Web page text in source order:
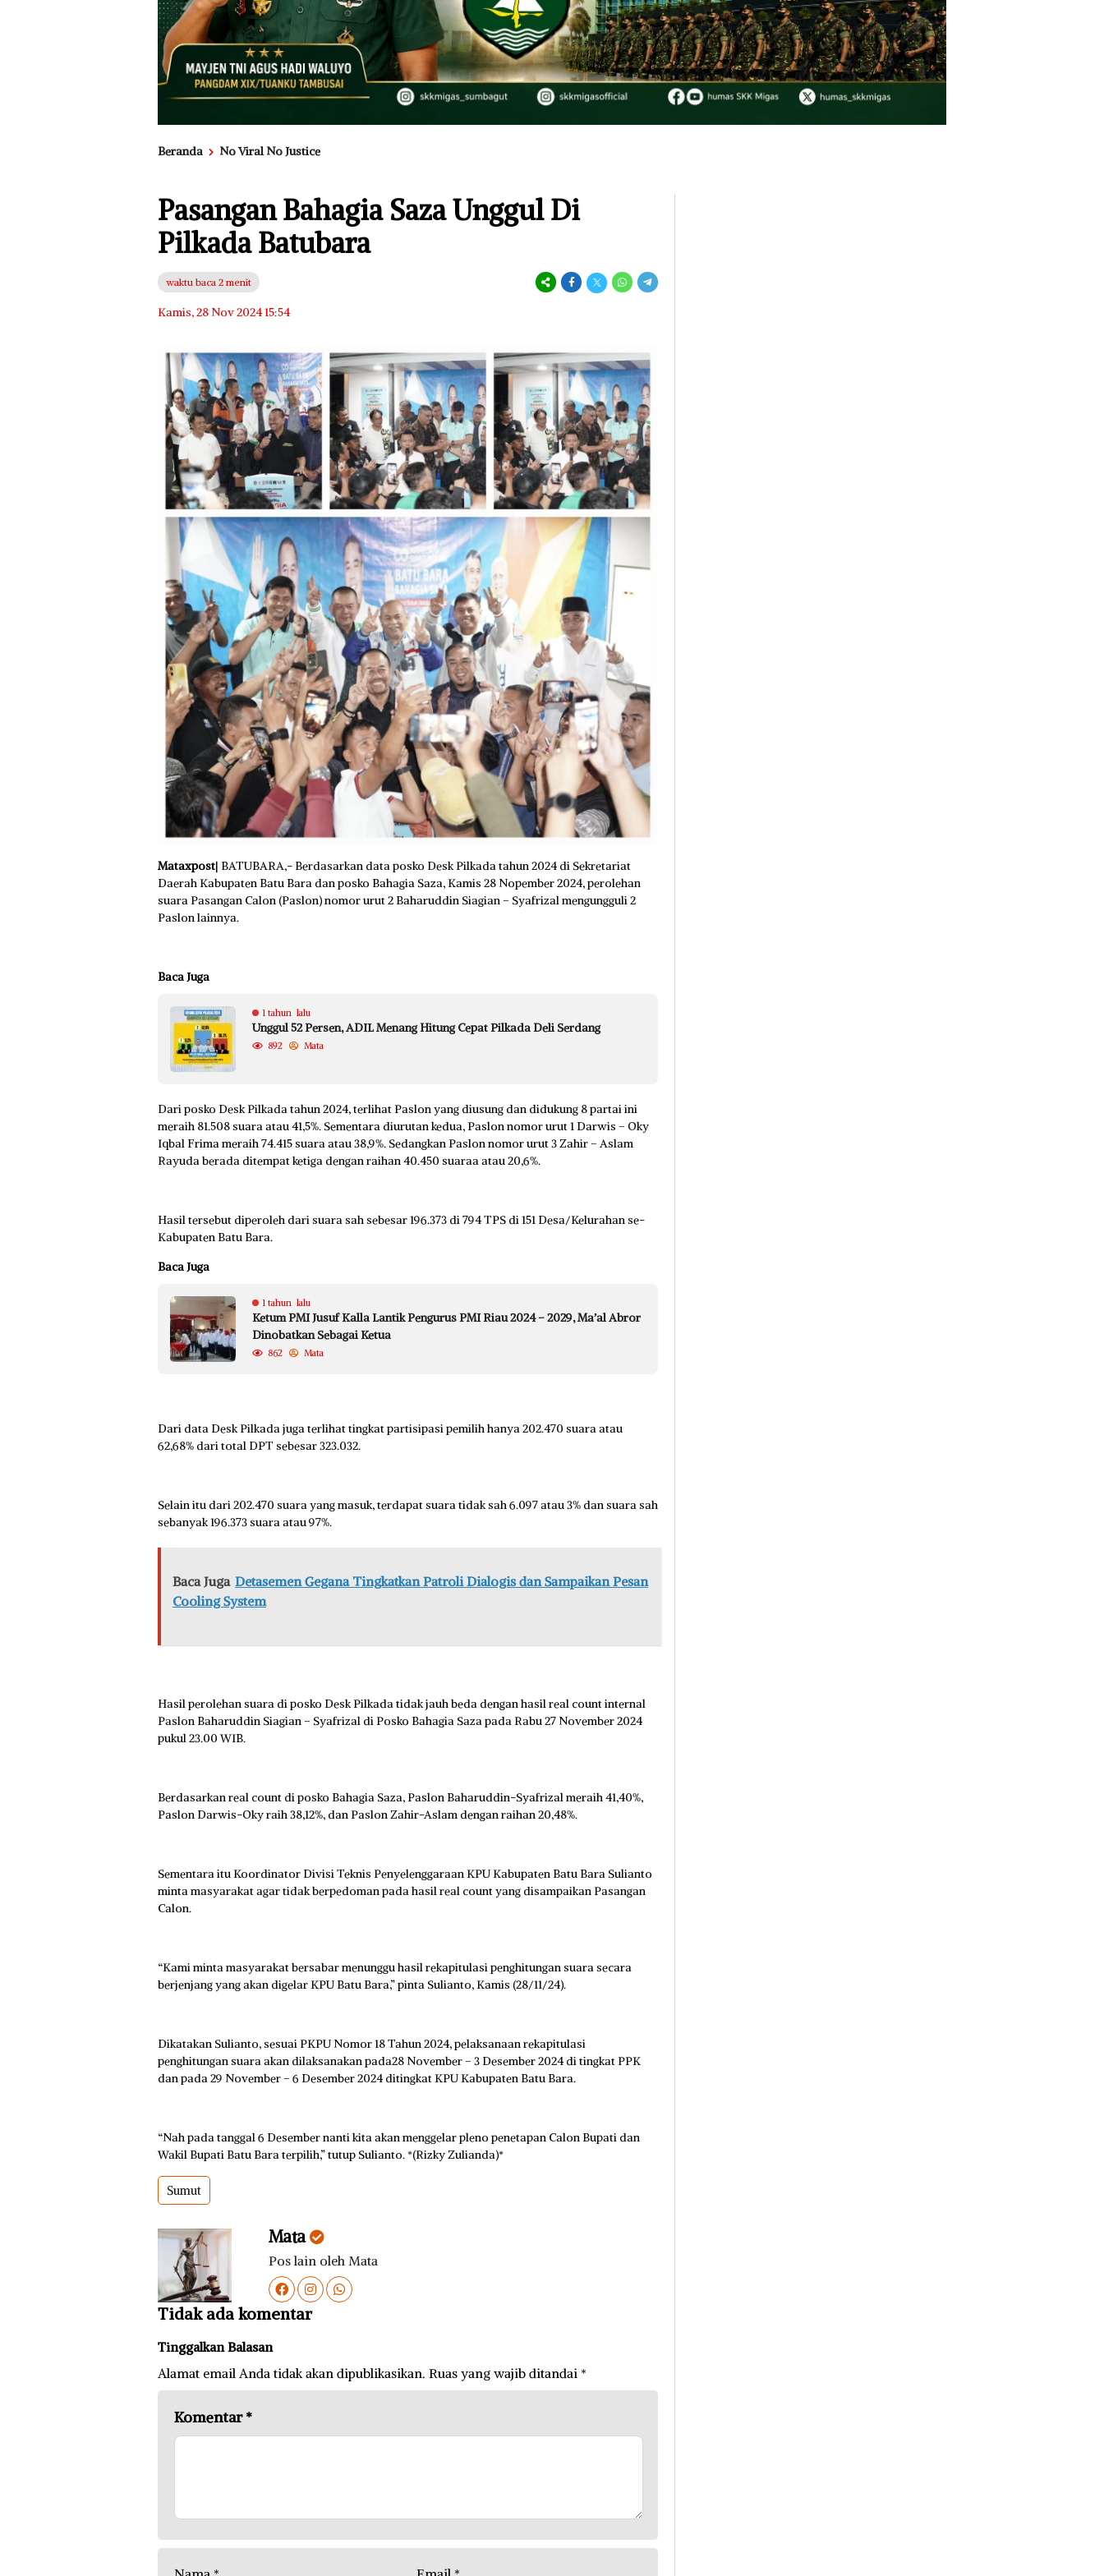
Beranda No Viral No Justice
Pasangan Bahagia Saza Unggul Di
Pilkada Batubara
waktu baca 2 menit
Kamis, 28 Nov 2024 15:54
Mataxpost| BATUBARA,- Berdasarkan data posko Desk Pilkada tahun 2024 di Sekretariat
Daerah Kabupaten Batu Bara dan posko Bahagia Saza, Kamis 28 Nopember 2024, perolehan
suara Pasangan Calon (Paslon) nomor urut 2 Baharuddin Siagian – Syafrizal mengungguli 2
Paslon lainnya.
Baca Juga
1 tahun lalu
Unggul 52 Persen, ADIL Menang Hitung Cepat Pilkada Deli Serdang
892 Mata
Dari posko Desk Pilkada tahun 2024, terlihat Paslon yang diusung dan didukung 8 partai ini
meraih 81.508 suara atau 41,5%. Sementara diurutan kedua, Paslon nomor urut 1 Darwis – Oky
Iqbal Frima meraih 74.415 suara atau 38,9%. Sedangkan Paslon nomor urut 3 Zahir – Aslam
Rayuda berada ditempat ketiga dengan raihan 40.450 suaraa atau 20,6%.
Hasil tersebut diperoleh dari suara sah sebesar 196.373 di 794 TPS di 151 Desa/Kelurahan se-
Kabupaten Batu Bara.
Baca Juga
1 tahun lalu
Ketum PMI Jusuf Kalla Lantik Pengurus PMI Riau 2024 – 2029, Ma’al Abror
Dinobatkan Sebagai Ketua
862 Mata
Dari data Desk Pilkada juga terlihat tingkat partisipasi pemilih hanya 202.470 suara atau
62,68% dari total DPT sebesar 323.032.
Selain itu dari 202.470 suara yang masuk, terdapat suara tidak sah 6.097 atau 3% dan suara sah
sebanyak 196.373 suara atau 97%.
Baca Juga Detasemen Gegana Tingkatkan Patroli Dialogis dan Sampaikan Pesan
Cooling System
Hasil perolehan suara di posko Desk Pilkada tidak jauh beda dengan hasil real count internal
Paslon Baharuddin Siagian – Syafrizal di Posko Bahagia Saza pada Rabu 27 November 2024
pukul 23.00 WIB.
Berdasarkan real count di posko Bahagia Saza, Paslon Baharuddin-Syafrizal meraih 41,40%,
Paslon Darwis-Oky raih 38,12%, dan Paslon Zahir-Aslam dengan raihan 20,48%.
Sementara itu Koordinator Divisi Teknis Penyelenggaraan KPU Kabupaten Batu Bara Sulianto
minta masyarakat agar tidak berpedoman pada hasil real count yang disampaikan Pasangan
Calon.
“Kami minta masyarakat bersabar menunggu hasil rekapitulasi penghitungan suara secara
berjenjang yang akan digelar KPU Batu Bara,” pinta Sulianto, Kamis (28/11/24).
Dikatakan Sulianto, sesuai PKPU Nomor 18 Tahun 2024, pelaksanaan rekapitulasi
penghitungan suara akan dilaksanakan pada28 November – 3 Desember 2024 di tingkat PPK
dan pada 29 November – 6 Desember 2024 ditingkat KPU Kabupaten Batu Bara.
“Nah pada tanggal 6 Desember nanti kita akan menggelar pleno penetapan Calon Bupati dan
Wakil Bupati Batu Bara terpilih,” tutup Sulianto. *(Rizky Zulianda)*
Sumut
Mata
Pos lain oleh Mata
Tidak ada komentar
Tinggalkan Balasan
Alamat email Anda tidak akan dipublikasikan. Ruas yang wajib ditandai *
Komentar*